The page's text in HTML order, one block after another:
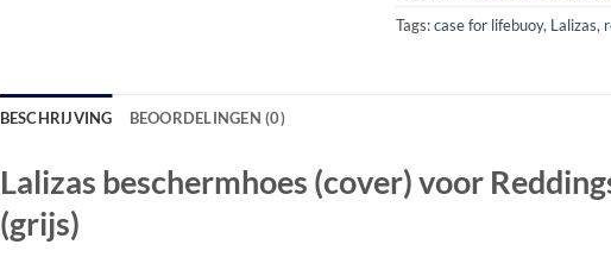
Tags:case for lifebuoy, Lalizas,
BESCHRIJVING BEOORDELINGEN (0)
Lalizas beschermhoes (cover) voor
(grijs)